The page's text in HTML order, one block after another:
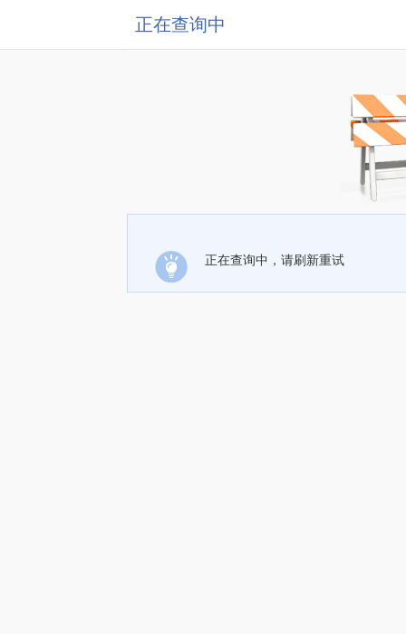
正在查询中
正在查询中，请刷新重试